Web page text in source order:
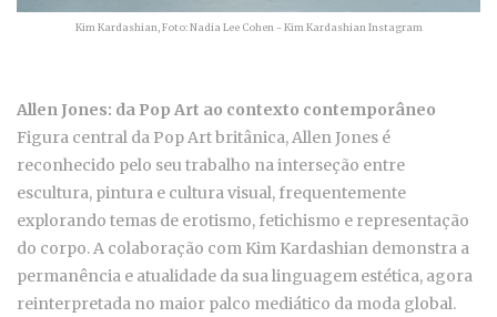
Kim Kardashian, Foto: Nadia Lee Cohen - Kim Kardashian Instagram
Allen Jones: da Pop Art ao contexto contemporâneo
Figura central da Pop Art britânica, Allen Jones é
reconhecido pelo seu trabalho na interseção entre
escultura, pintura e cultura visual, frequentemente
explorando temas de erotismo, fetichismo e representação
do corpo. A colaboração com Kim Kardashian demonstra a
permanência e atualidade da sua linguagem estética, agora
reinterpretada no maior palco mediático da moda global.